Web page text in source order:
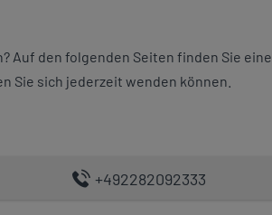
Auf den folgenden Seiten finden Sie eine
Sie sich jederzeit wenden können.
+492282092333